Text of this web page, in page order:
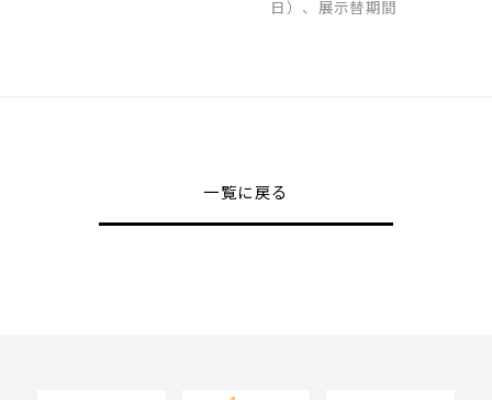
日）、展示替期間
一覧に戻る